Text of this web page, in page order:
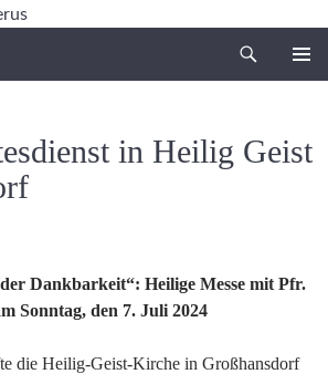
in Heilig Geist
Dankbarkeit“: Heilige Messe mit Pfr.
Sonntag, den 7. Juli 2024
die Heilig-Geist-Kirche in Großhansdorf